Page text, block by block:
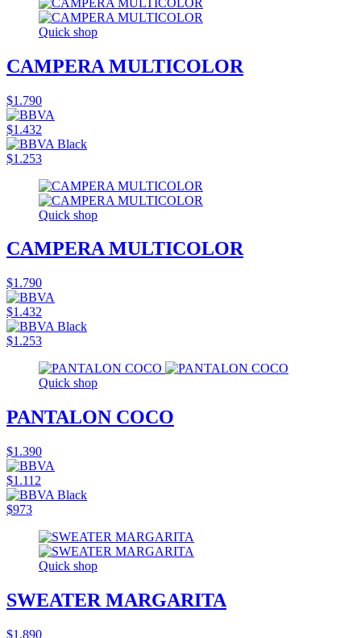
Quick shop
CAMPERA MULTICOLOR
$1.790
$1.432
$1.253
Quick shop
CAMPERA MULTICOLOR
$1.790
$1.432
$1.253
Quick shop
PANTALON COCO
$1.390
$1.112
$973
Quick shop
SWEATER MARGARITA
$1.890